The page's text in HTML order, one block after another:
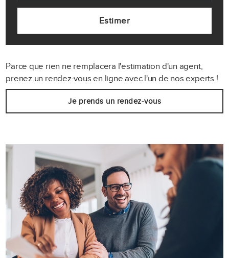
Estimer
Parce que rien ne remplacera l'estimation d'un agent,
prenez un rendez-vous en ligne avec l'un de nos experts !
Je prends un rendez-vous